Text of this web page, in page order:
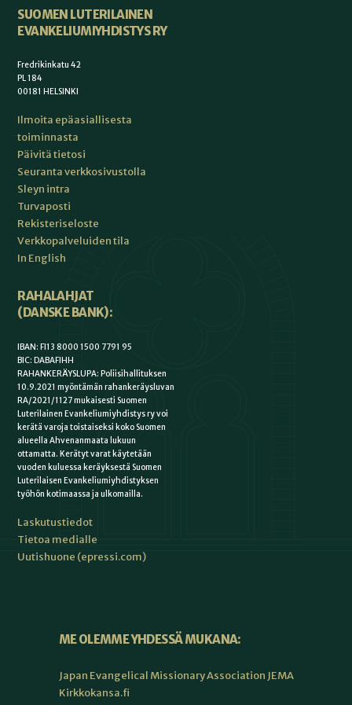
SUOMEN LUTERILAINEN
EVANKELIUMIYHDISTYS RY
Fredrikinkatu 42
PL 184
00181 HELSINKI
Ilmoita epäasiallisesta
toiminnasta
Päivitä tietosi
Seuranta verkkosivustolla
Sleyn intra
Turvaposti
Rekisteriseloste
Verkkopalveluiden tila
In English
RAHALAHJAT
(DANSKE BANK):
IBAN: FI13 8000 1500 7791 95
BIC: DABAFIHH
RAHANKERÄYSLUPA: Poliisihallituksen
10.9.2021 myöntämän rahankeräysluvan
RA/2021/1127 mukaisesti Suomen
Luterilainen Evankeliumiyhdistys ry voi
kerätä varoja toistaiseksi koko Suomen
alueella Ahvenanmaata lukuun
ottamatta. Kerätyt varat käytetään
vuoden kuluessa keräyksestä Suomen
Luterilaisen Evankeliumiyhdistyksen
työhön kotimaassa ja ulkomailla.
Laskutustiedot
Tietoa medialle
Uutishuone (epressi.com)
ME OLEMME YHDESSÄ MUKANA:
Japan Evangelical Missionary Association JEMA
Kirkkokansa.fi